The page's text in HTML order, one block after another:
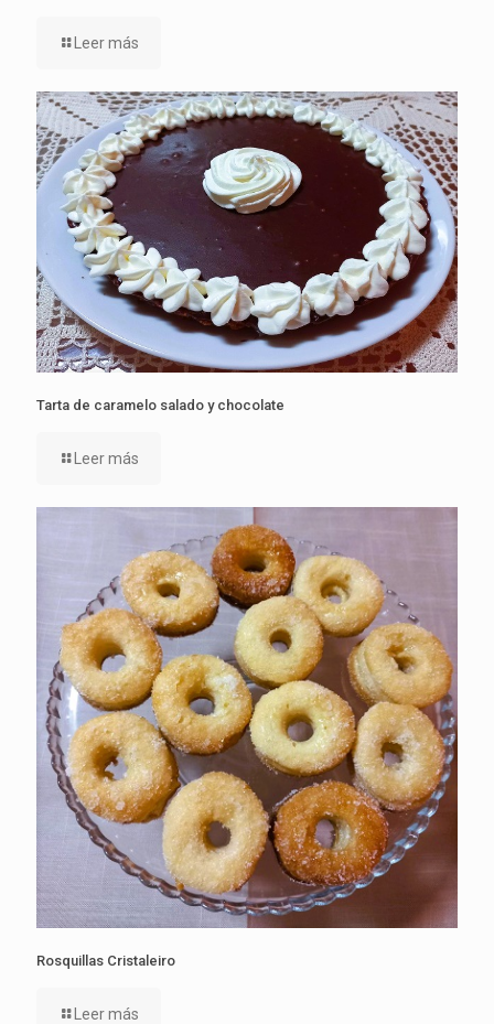
Leer más
Tarta de caramelo salado y chocolate
Leer más
Rosquillas Cristaleiro
Leer más